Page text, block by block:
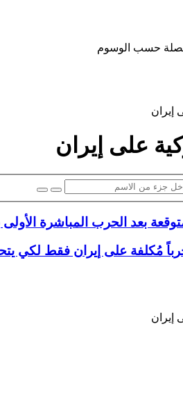
حسب الوسوم
إيران
على إيران
بعد الحرب المباشرة
مُكلفة على إيران فقط لكي
إيران